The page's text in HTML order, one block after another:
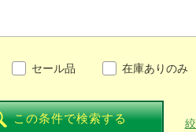
セール品 在庫ありのみ
この条件で検索する